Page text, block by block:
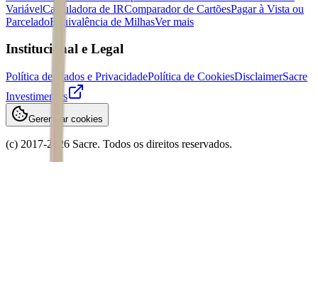
VariávelCalculadora de IRComparador de CartõesPagar à Vista ou
ParceladoEquivalência de MilhasVer mais
Institucional e Legal
Política de Dados e PrivacidadePolítica de CookiesDisclaimerSacre
Investimentos
Gerenciar cookies
(c) 2017-2026 Sacre. Todos os direitos reservados.